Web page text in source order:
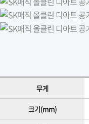
무게
크기(mm)